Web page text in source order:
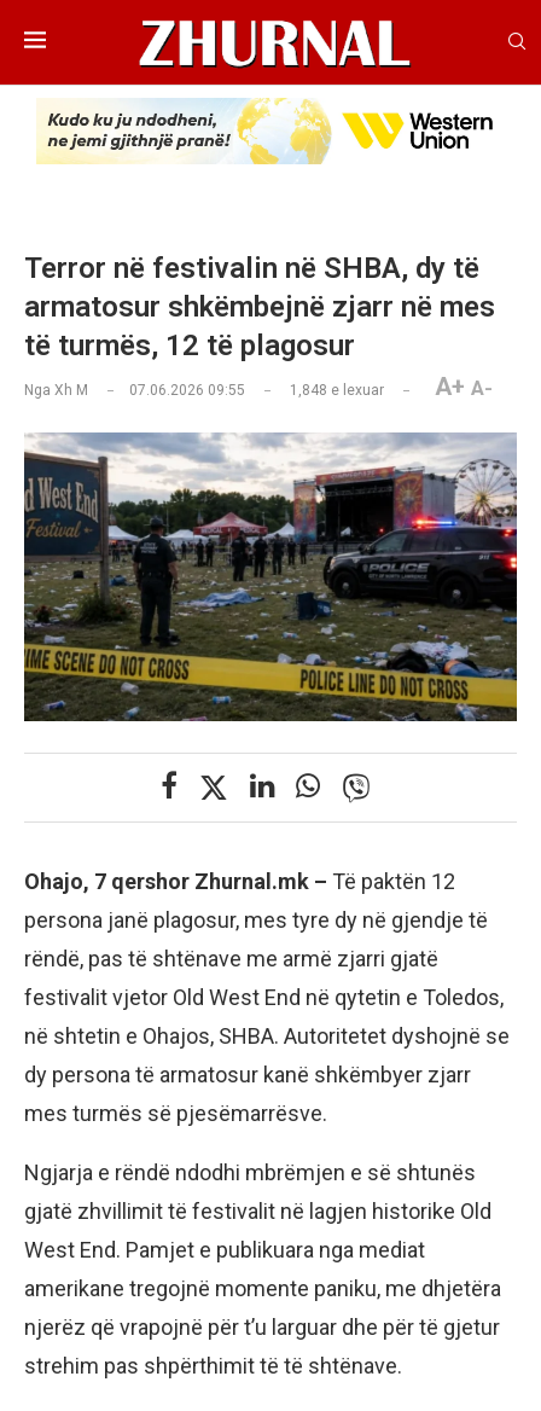
Terror në festivalin në SHBA, dy të
armatosur shkëmbejnë zjarr në mes
të turmës, 12 të plagosur
Nga Xh M 07.06.2026 09:55 1,848 e lexuar A+ A-
Ohajo, 7 qershor Zhurnal.mk – Të paktën 12
persona janë plagosur, mes tyre dy në gjendje të
rëndë, pas të shtënave me armë zjarri gjatë
festivalit vjetor Old West End në qytetin e Toledos,
në shtetin e Ohajos, SHBA. Autoritetet dyshojnë se
dy persona të armatosur kanë shkëmbyer zjarr
mes turmës së pjesëmarrësve.
Ngjarja e rëndë ndodhi mbrëmjen e së shtunës
gjatë zhvillimit të festivalit në lagjen historike Old
West End. Pamjet e publikuara nga mediat
amerikane tregojnë momente paniku, me dhjetëra
njerëz që vrapojnë për t’u larguar dhe për të gjetur
strehim pas shpërthimit të të shtënave.